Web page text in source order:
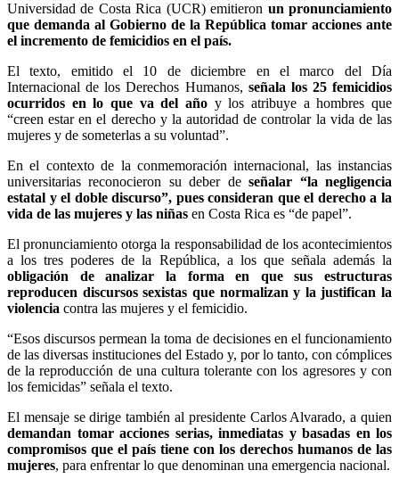
Universidad de Costa Rica (UCR) emitieron un pronunciamiento
que demanda al Gobierno de la República tomar acciones ante
el incremento de femicidios en el país.
El texto, emitido el 10 de diciembre en el marco del Día
Internacional de los Derechos Humanos, señala los 25 femicidios
ocurridos en lo que va del año y los atribuye a hombres que
“creen estar en el derecho y la autoridad de controlar la vida de las
mujeres y de someterlas a su voluntad”.
En el contexto de la conmemoración internacional, las instancias
universitarias reconocieron su deber deseñalar “la negligencia
estatal y el doble discurso”, pues consideran que el derecho a la
vida de las mujeres y las niñas en Costa Rica es “de papel”.
El pronunciamiento otorga la responsabilidad de los acontecimientos
a los tres poderes de la República, a los que señala además la
obligación de analizar la forma en que sus estructuras
reproducen discursos sexistas que normalizan y la justifican la
violencia contra las mujeres y el femicidio.
“Esos discursos permean la toma de decisiones en el funcionamiento
de las diversas instituciones del Estado y, por lo tanto, con cómplices
de la reproducción de una cultura tolerante con los agresores y con
los femicidas” señala el texto.
El mensaje se dirige también al presidente Carlos Alvarado, a quien
demandan tomar acciones serias, inmediatas y basadas en los
compromisos que el país tiene con los derechos humanos de las
mujeres, para enfrentar lo que denominan una emergencia nacional.